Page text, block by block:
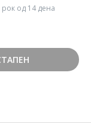
од 14 дена